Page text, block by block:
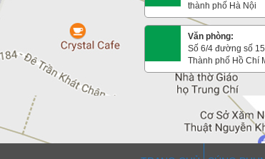
thành phố Hà Nội
Văn phòng:
Số 6/4 đường số
Thành phố Hồ Chí